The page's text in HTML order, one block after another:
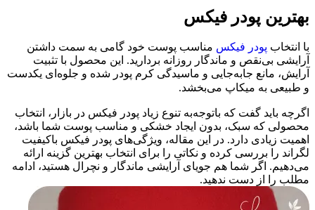
بهترین پودر فیکس
با انتخاب پودر فیکس مناسب پوست خود گامی به سمت داشتن
آرایشی بی‌نقص و ماندگار روزانه بردارید. این محصول با تثبیت
آرایش، مانع جابه‌جایی و ماسیدگی کرم پودر شده و جلوه‌ای یکدست
و طبیعی به میکاپ می‌بخشد.
اگرچه باید گفت که باتوجه‌به تنوع زیاد پودر فیکس در بازار، انتخاب
محصولی که سبک، بدون ایجاد خشکی و مناسب پوست شما باشد،
اهمیت زیادی دارد. در این مقاله، ویژگی‌های پودر فیکس باکیفیت
لگراند را بررسی کرده و نکاتی را برای انتخاب بهترین گزینه ارائه
می‌دهیم. اگر شما هم جویای آرایشی ماندگار و نچرال هستید، ادامه
مطلب را از دست ندهید.